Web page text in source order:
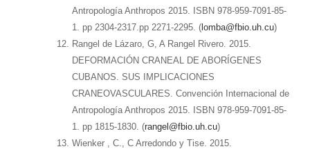
Antropología Anthropos 2015. ISBN 978-959-7091-85-
1. pp 2304-2317.pp 2271-2295. ( lomba@fbio.uh.cu)
Rangel de Lázaro, G, A Rangel Rivero. 2015.
DEFORMACIÓN CRANEAL DE ABORÍGENES
CUBANOS. SUS IMPLICACIONES
CRANEOVASCULARES. Convención Internacional de
Antropología Anthropos 2015. ISBN 978-959-7091-85-
1. pp 1815-1830. (rangel@fbio.uh.cu)
Wienker , C., C Arredondo y Tise. 2015.